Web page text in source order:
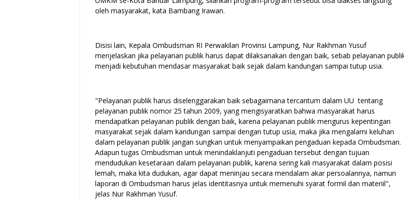
oleh masyarakat, kata Bambang Irawan.
Disisi lain, Kepala Ombudsman RI Perwakilan Provinsi Lampung, Nur Rakhman Yusuf
menjelaskan jika pelayanan publik harus dapat dilaksanakan dengan baik, sebab pelayanan
menjadi kebutuhan mendasar masyarakat baik sejak dalam kandungan sampai tutup usia.
"Pelayanan publik harus diselenggarakan baik sebagaimana tercantum dalam UU tentang
pelayanan publik nomor 25 tahun 2009, yang mengisyaratkan bahwa masyarakat harus
mendapatkan pelayanan publik dengan baik, karena pelayanan publik mengurus kepentingan
masyarakat sejak dalam kandungan sampai dengan tutup usia, maka jika mengalami keluhan
dalam pelayanan publik jangan sungkan untuk menyampaikan pengaduan kepada Ombudsman.
Adapun tugas Ombudsman untuk menindaklanjuti pengaduan tersebut dengan tujuan
mendudukan kesetaraan dalam pelayanan publik, karena sering kali masyarakat dalam posisi
lemah, maka kita dudukan, agar dapat meninjau secara mendalam akar persoalannya, namun
laporan di Ombudsman harus jelas identitasnya untuk memenuhi syarat formil dan materiil",
jelas Nur Rakhman Yusuf.